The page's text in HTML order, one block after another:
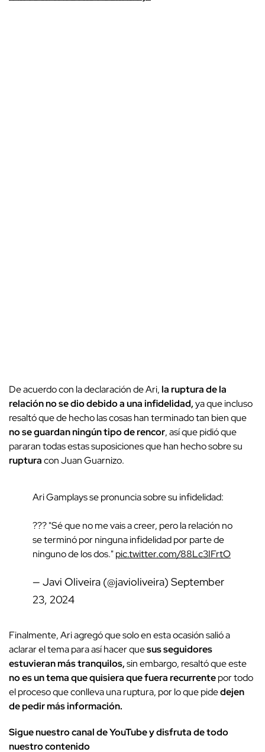
De acuerdo con la declaración de Ari,la ruptura de la
relación no se dio debido a una infidelidad,ya que incluso
resaltó que de hecho las cosas han terminado tan bien que
no se guardan ningún tipo de rencor, así que pidió que
pararan todas estas suposiciones que han hecho sobre su
rupturacon Juan Guarnizo.
Ari Gamplays se pronuncia sobre su infidelidad:
??? "Sé que no me vais a creer, pero la relación no
se terminó por ninguna infidelidad por parte de
ninguno de los dos."pic.twitter.com/88Lc3IFrtO
— Javi Oliveira (@javioliveira) September
23, 2024
Finalmente, Ari agregó que solo en esta ocasión salió a
aclarar el tema para así hacer quesus seguidores
estuvieran más tranquilos,sin embargo, resaltó que este
no es un tema que quisiera que fuera recurrentepor todo
el proceso que conlleva una ruptura, por lo que pidedejen
de pedir más información.
Sigue nuestro canal de YouTube y disfruta de todo
nuestro contenido